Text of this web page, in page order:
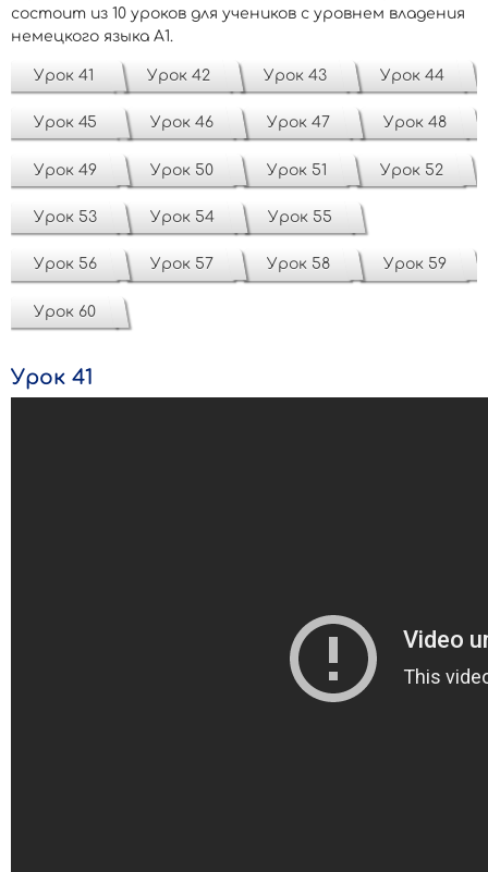
состоит из 10 уроков для учеников с уровнем владения
немецкого языка А1.
Урок 41 Урок 42 Урок 43 Урок 44
Урок 45 Урок 46 Урок 47 Урок 48
Урок 49 Урок 50 Урок 51 Урок 52
Урок 53 Урок 54 Урок 55
Урок 56 Урок 57 Урок 58 Урок 59
Урок 60
Урок 41